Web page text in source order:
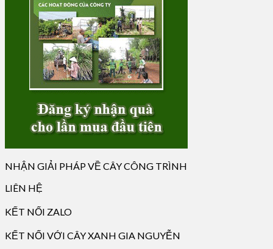
NHẬN GIẢI PHÁP VỀ CÂY CÔNG TRÌNH
LIÊN HỆ
KẾT NỐI ZALO
KẾT NỐI VỚI CÂY XANH GIA NGUYỄN